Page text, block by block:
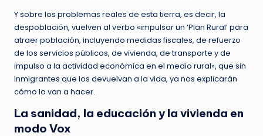
Y sobre los problemas reales de esta tierra, es decir, la
despoblación, vuelven al verbo «impulsar un ‘Plan Rural’ para
atraer población, incluyendo medidas fiscales, de refuerzo
de los servicios públicos, de vivienda, de transporte y de
impulso a la actividad económica en el medio rural», que sin
inmigrantes que los devuelvan a la vida, ya nos explicarán
cómo lo van a hacer.
La sanidad, la educación y la vivienda en
modo Vox